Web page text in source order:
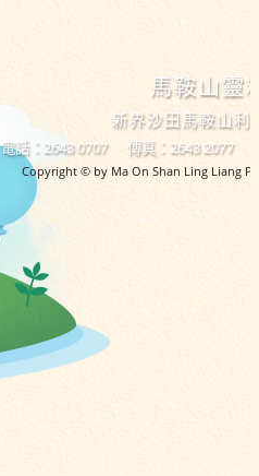
馬鞍山靈
新界沙田馬鞍山
電話：2643 0707 傳真：2643 2077
Copyright © by Ma On Shan Ling Liang